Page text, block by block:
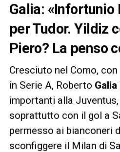
Galia: «Infortunio
per Tudor. Yildiz
Piero? La penso
Cresciuto nel Como,
in Serie A, Roberto Galia
importanti alla
soprattutto con il gol a
permesso ai bianconeri
sconfiggere il Milan di